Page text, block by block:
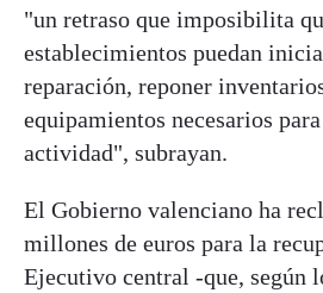
"un retraso que imposibilita
establecimientos puedan
reparación, reponer
equipamientos necesarios
actividad", subrayan.
El Gobierno valenciano ha
millones de euros para la
Ejecutivo central -que, según